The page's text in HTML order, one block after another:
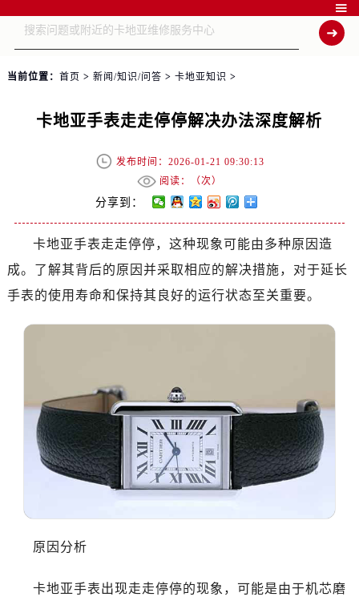

当前位置： 首页 > 新闻/知识/问答 > 卡地亚知识 >
卡地亚手表走走停停解决办法深度解析
发布时间：2026-01-21 09:30:13
阅读：（次）
分享到：
卡地亚手表走走停停，这种现象可能由多种原因造
成。了解其背后的原因并采取相应的解决措施，对于延长
手表的使用寿命和保持其良好的运行状态至关重要。
原因分析
卡地亚手表出现走走停停的现象，可能是由于机芯磨